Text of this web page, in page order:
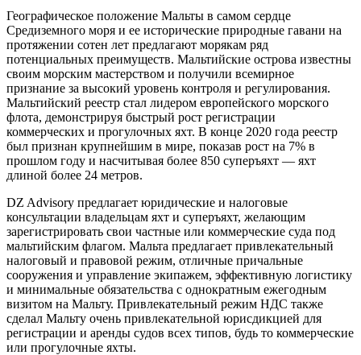
Географическое положение Мальты в самом сердце
Средиземного моря и ее исторические природные гавани на
протяжении сотен лет предлагают морякам ряд
потенциальных преимуществ. Мальтийские острова известны
своим морским мастерством и получили всемирное
признание за высокий уровень контроля и регулирования.
Мальтийский реестр стал лидером европейского морского
флота, демонстрируя быстрый рост регистрации
коммерческих и прогулочных яхт. В конце 2020 года реестр
был признан крупнейшим в мире, показав рост на 7% в
прошлом году и насчитывая более 850 суперъяхт — яхт
длиной более 24 метров.
DZ Advisory предлагает юридические и налоговые
консультации владельцам яхт и суперъяхт, желающим
зарегистрировать свои частные или коммерческие суда под
мальтийским флагом. Мальта предлагает привлекательный
налоговый и правовой режим, отличные причальные
сооружения и управление экипажем, эффективную логистику
и минимальные обязательства с однократным ежегодным
визитом на Мальту. Привлекательный режим НДС также
сделал Мальту очень привлекательной юрисдикцией для
регистрации и аренды судов всех типов, будь то коммерческие
или прогулочные яхты.